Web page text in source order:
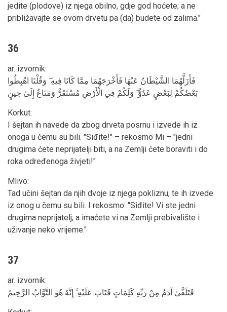
jedite (plodove) iz njega obilno, gdje god hoćete; a ne
približavajte se ovom drvetu pa (da) budete od zalima."
36
ar. izvornik:
فَأَزَلَّهُمَا الشَّيْطَانُ عَنْهَا فَأَخْرَجَهُمَا مِمَّا كَانَا فِيهِ ۖ وَقُلْنَا اهْبِطُوا
بَعْضُكُمْ لِبَعْضٍ عَدُوٌّ ۖ وَلَكُمْ فِي الْأَرْضِ مُسْتَقَرٌّ وَمَتَاعٌ إِلَىٰ حِينٍ
Korkut:
I šejtan ih navede da zbog drveta posrnu i izvede ih iz
onoga u čemu su bili. "Siđite!" – rekosmo Mi – "jedni
drugima ćete neprijatelji biti, a na Zemlji ćete boraviti i do
roka određenoga živjeti!"
Mlivo:
Tad učini šejtan da njih dvoje iz njega pokliznu, te ih izvede
iz onog u čemu su bili. I rekosmo: "Siđite! Vi ste jedni
drugima neprijatelj; a imaćete vi na Zemlji prebivalište i
uživanje neko vrijeme."
37
ar. izvornik:
فَتَلَقَّىٰ آدَمُ مِنْ رَبِّهِ كَلِمَاتٍ فَتَابَ عَلَيْهِ ۚ إِنَّهُ هُوَ التَّوَّابُ الرَّحِيمُ